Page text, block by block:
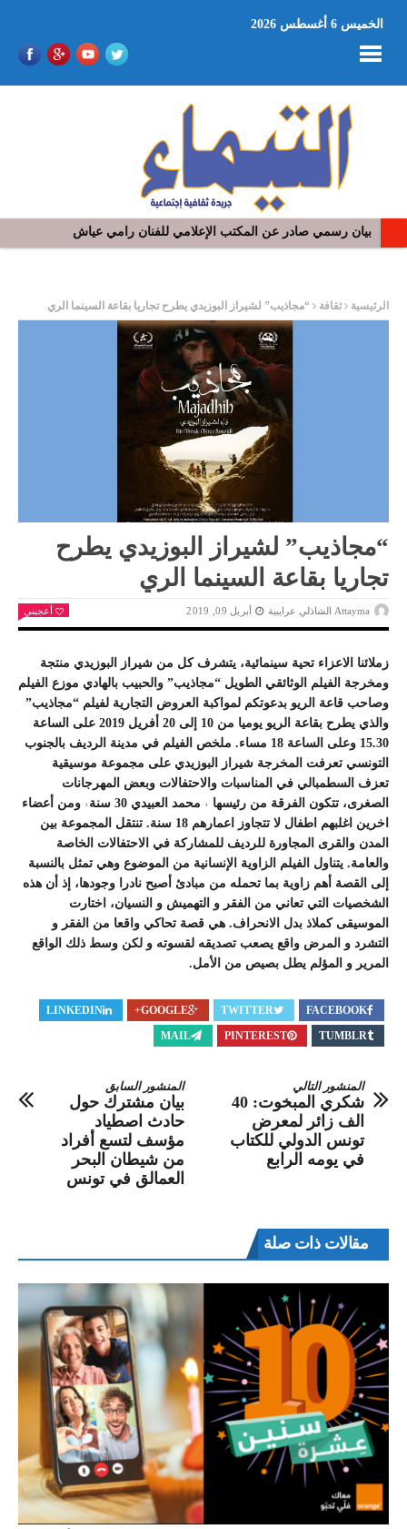
الخميس 6 أغسطس 2026
بيان رسمي صادر عن المكتب الإعلامي للفنان رامي عياش
الرئيسية ثقافة “مجاذيب” لشيراز البوزيدي يطرح تجاريا بقاعة السينما الري
“مجاذيب” لشيراز البوزيدي يطرح
تجاريا بقاعة السينما الري
Attayma الشاذلي عرايبية أبريل 09, 2019 أعجبني
زملائنا الاعزاء تحية سينمائية، يتشرف كل من شيراز البوزيدي منتجة
ومخرجة الفيلم الوثائقي الطويل “مجاذيب” والحبيب بالهادي موزع الفيلم
وصاحب قاعة الريو بدعوتكم لمواكبة العروض التجارية لفيلم “مجاذيب”
والذي يطرح بقاعة الريو يوميا من 10 إلى 20 أفريل 2019 على الساعة
15.30 وعلى الساعة 18 مساء. ملخص الفيلم في مدينة الرديف بالجنوب
التونسي تعرفت المخرجة شيراز البوزيدي على مجموعة موسيقية
تعزف السطمبالي في المناسبات والاحتفالات وبعض المهرجانات
الصغرى، تتكون الفرقة من رئيسها ˓ محمد العبيدي 30 سنة˓ ومن أعضاء
اخرين اغلبهم اطفال لا تتجاوز اعمارهم 18 سنة. تنتقل المجموعة بين
المدن والقرى المجاورة للرديف للمشاركة في الاحتفالات الخاصة
والعامة. يتناول الفيلم الزاوية الإنسانية من الموضوع وهي تمثل بالنسبة
إلى القصة أهم زاوية بما تحمله من مبادئ أصبح نادرا وجودها، إذ أن هذه
الشخصيات التي تعاني من الفقر و التهميش و النسيان، اختارت
الموسيقى كملاذ بدل الانحراف. هي قصة تحاكي واقعا من الفقر و
التشرد و المرض واقع يصعب تصديقه لقسوته و لكن وسط ذلك الواقع
المرير و المؤلم يطل بصيص من الأمل.
FACEBOOK
TWITTER
GOOGLE+
LINKEDIN
TUMBLR
PINTEREST
MAIL
المنشور السابق
بيان مشترك حول
حادث اصطياد
مؤسف لتسع أفراد
من شيطان البحر
العمالق في تونس
المنشور التالي
شكري المبخوت: 40
الف زائر لمعرض
تونس الدولي للكتاب
في يومه الرابع
مقالات ذات صلة